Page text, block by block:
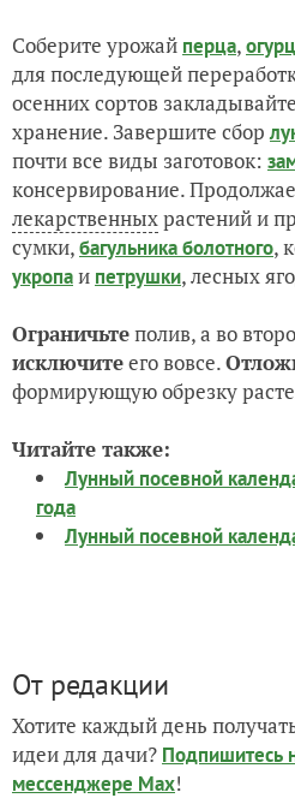
Соберите урожай перца,
для последующей
осенних сортов
хранение. Завершите сбор
почти все виды заготовок:
консервирование.
лекарственныхрастений и
сумки,багульника болотного,
укропаи петрушки, лесных
Ограничьтеполив, а во
исключитеего вовсе.
формирующую обрезку
Читайте также:
Лунный посевной
года
Лунный посевной
От редакции
Хотите каждый день
идеи для дачи? Подпишитесь
мессенджере Max!